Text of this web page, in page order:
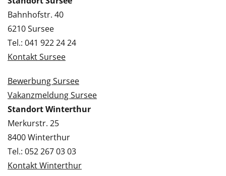
Bahnhofstr. 40
6210 Sursee
Tel.: 041 922 24 24
Kontakt Sursee
Bewerbung Sursee
Vakanzmeldung Sursee
Standort Winterthur
Merkurstr. 25
8400 Winterthur
Tel.: 052 267 03 03
Kontakt Winterthur